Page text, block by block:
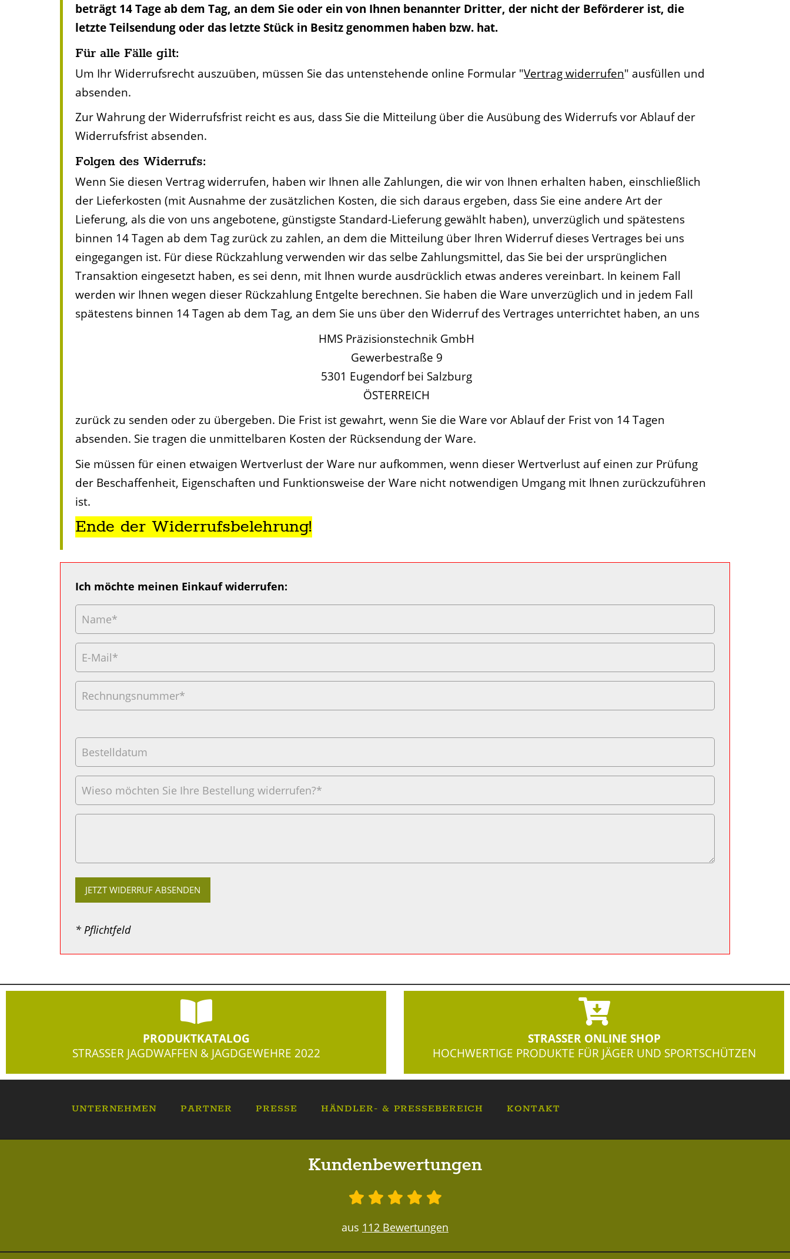
beträgt 14 Tage ab dem Tag, an dem Sie oder ein von Ihnen benannter Dritter, der nicht der Beförderer ist, die
letzte Teilsendung oder das letzte Stück in Besitz genommen haben bzw. hat.
Für alle Fälle gilt:
Um Ihr Widerrufsrecht auszuüben, müssen Sie das untenstehende online Formular "Vertrag widerrufen" ausfüllen und
absenden.
Zur Wahrung der Widerrufsfrist reicht es aus, dass Sie die Mitteilung über die Ausübung des Widerrufs vor Ablauf der
Widerrufsfrist absenden.
Folgen des Widerrufs:
Wenn Sie diesen Vertrag widerrufen, haben wir Ihnen alle Zahlungen, die wir von Ihnen erhalten haben, einschließlich
der Lieferkosten (mit Ausnahme der zusätzlichen Kosten, die sich daraus ergeben, dass Sie eine andere Art der
Lieferung, als die von uns angebotene, günstigste Standard-Lieferung gewählt haben), unverzüglich und spätestens
binnen 14 Tagen ab dem Tag zurück zu zahlen, an dem die Mitteilung über Ihren Widerruf dieses Vertrages bei uns
eingegangen ist. Für diese Rückzahlung verwenden wir das selbe Zahlungsmittel, das Sie bei der ursprünglichen
Transaktion eingesetzt haben, es sei denn, mit Ihnen wurde ausdrücklich etwas anderes vereinbart. In keinem Fall
werden wir Ihnen wegen dieser Rückzahlung Entgelte berechnen. Sie haben die Ware unverzüglich und in jedem Fall
spätestens binnen 14 Tagen ab dem Tag, an dem Sie uns über den Widerruf des Vertrages unterrichtet haben, an uns
HMS Präzisionstechnik GmbH
Gewerbestraße 9
5301 Eugendorf bei Salzburg
ÖSTERREICH
zurück zu senden oder zu übergeben. Die Frist ist gewahrt, wenn Sie die Ware vor Ablauf der Frist von 14 Tagen
absenden. Sie tragen die unmittelbaren Kosten der Rücksendung der Ware.
Sie müssen für einen etwaigen Wertverlust der Ware nur aufkommen, wenn dieser Wertverlust auf einen zur Prüfung
der Beschaffenheit, Eigenschaften und Funktionsweise der Ware nicht notwendigen Umgang mit Ihnen zurückzuführen
ist.
Ende der Widerrufsbelehrung!
Ich möchte meinen Einkauf widerrufen:
* Pflichtfeld
PRODUKTKATALOG
STRASSER JAGDWAFFEN & JAGDGEWEHRE 2022
STRASSER ONLINE SHOP
HOCHWERTIGE PRODUKTE FÜR JÄGER UND SPORTSCHÜTZEN
UNTERNEHMEN PARTNER PRESSE HÄNDLER- & PRESSEBEREICH KONTAKT
Kundenbewertungen
aus 112 Bewertungen